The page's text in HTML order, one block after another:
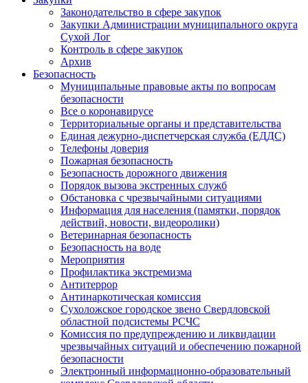
Законодательство в сфере закупок
Закупки Администрации муниципального округа
Сухой Лог
Контроль в сфере закупок
Архив
Безопасность
Муниципальные правовые акты по вопросам
безопасности
Все о коронавирусе
Территориальные органы и представительства
Единая дежурно-диспетчерская служба (ЕДДС)
Телефоны доверия
Пожарная безопасность
Безопасность дорожного движения
Порядок вызова экстренных служб
Обстановка с чрезвычайными ситуациями
Информация для населения (памятки, порядок
действий, новости, видеоролики)
Ветеринарная безопасность
Безопасность на воде
Мероприятия
Профилактика экстремизма
Антитеррор
Антинаркотическая комиссия
Сухоложское городское звено Свердловской
областной подсистемы РСЧС
Комиссия по предупреждению и ликвидации
чрезвычайных ситуаций и обеспечению пожарной
безопасности
Электронный информационно-образовательный